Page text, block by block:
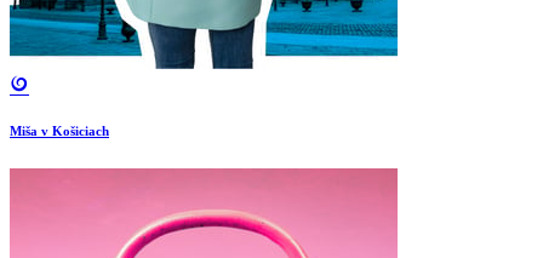
Miša v Košiciach